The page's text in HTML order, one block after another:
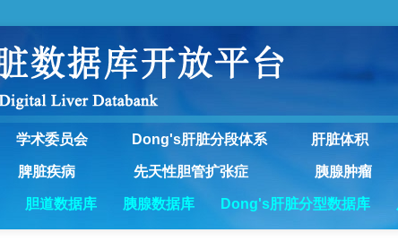
学术委员会 Dong's肝脏分段体系 肝脏体积
脾脏疾病 先天性胆管扩张症 胰腺肿瘤
胆道数据库 胰腺数据库 Dong's肝脏分型数据库